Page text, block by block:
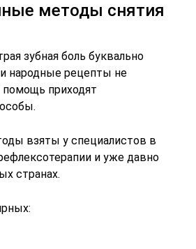
методы снятия
зубная боль буквально
и народные рецепты не
помощь приходят
взяты у специалистов в
и уже давно
странах.